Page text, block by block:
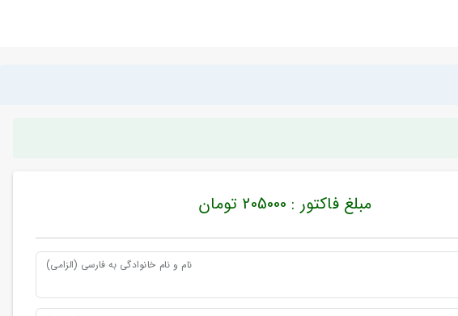
مبلغ فاکتور : 205000 تومان
نام و نام خانوادگی به فارسی (الزامی)